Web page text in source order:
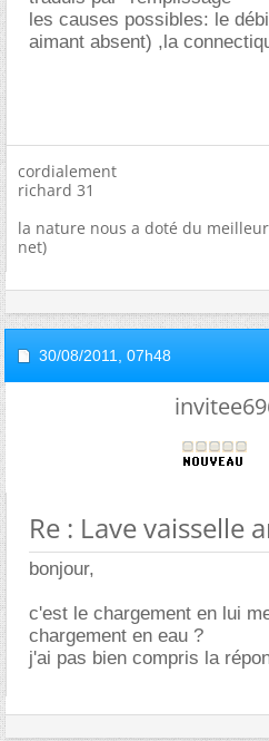
les causes possibles: le
aimant absent) ,la
cordialement
richard 31
la nature nous a doté du meilleur
net)
30/08/2011, 07h48
Re : Lave vaisselle
bonjour,
c'est le chargement en lui
chargement en eau ?
j'ai pas bien compris la